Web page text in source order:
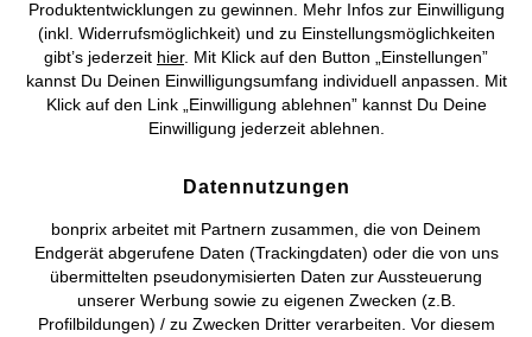
Mehr von bonprix auf
Preisangaben inkl. gesetzl. MwSt. und zzgl.
Vertrag widerrufen
©2026 bonprix.Alle Rechte vorbehalten.
Produktentwicklungen zu gewinnen. Mehr Infos zur Einwilligung
(inkl. Widerrufsmöglichkeit) und zu Einstellungsmöglichkeiten
gibt’s jederzeit hier. Mit Klick auf den Button „Einstellungen”
kannst Du Deinen Einwilligungsumfang individuell anpassen. Mit
Klick auf den Link „Einwilligung ablehnen” kannst Du Deine
Einwilligung jederzeit ablehnen.
Datennutzungen
bonprix arbeitet mit Partnern zusammen, die von Deinem
Endgerät abgerufene Daten (Trackingdaten) oder die von uns
übermittelten pseudonymisierten Daten zur Aussteuerung
unserer Werbung sowie zu eigenen Zwecken (z.B.
Profilbildungen) / zu Zwecken Dritter verarbeiten. Vor diesem